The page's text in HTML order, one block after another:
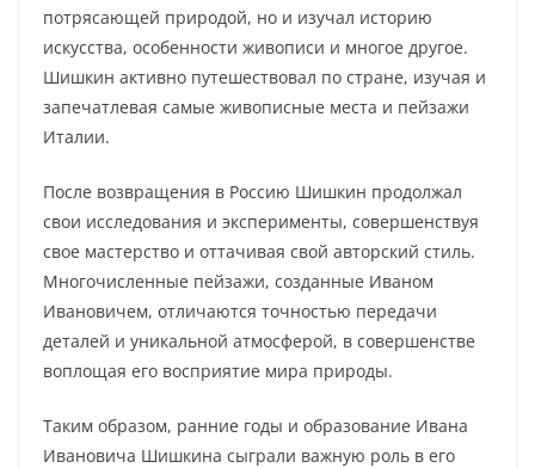
потрясающей природой, но и изучал историю
искусства, особенности живописи и многое другое.
Шишкин активно путешествовал по стране, изучая и
запечатлевая самые живописные места и пейзажи
Италии.
После возвращения в Россию Шишкин продолжал
свои исследования и эксперименты, совершенствуя
свое мастерство и оттачивая свой авторский стиль.
Многочисленные пейзажи, созданные Иваном
Ивановичем, отличаются точностью передачи
деталей и уникальной атмосферой, в совершенстве
воплощая его восприятие мира природы.
Таким образом, ранние годы и образование Ивана
Ивановича Шишкина сыграли важную роль в его